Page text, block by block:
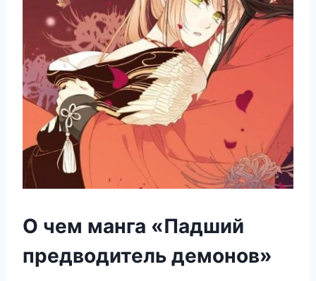
О чем манга «Падший
предводитель демонов»